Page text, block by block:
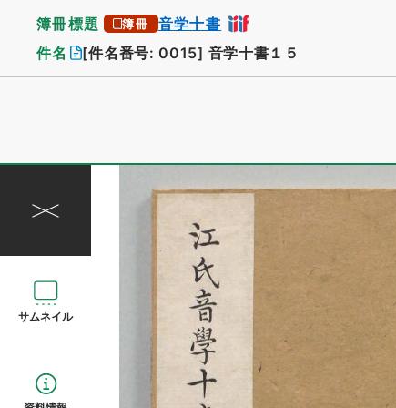
簿冊標題 簿冊 音学十書
件名 [件名番号: 0015] 音学十書１５
サムネイル